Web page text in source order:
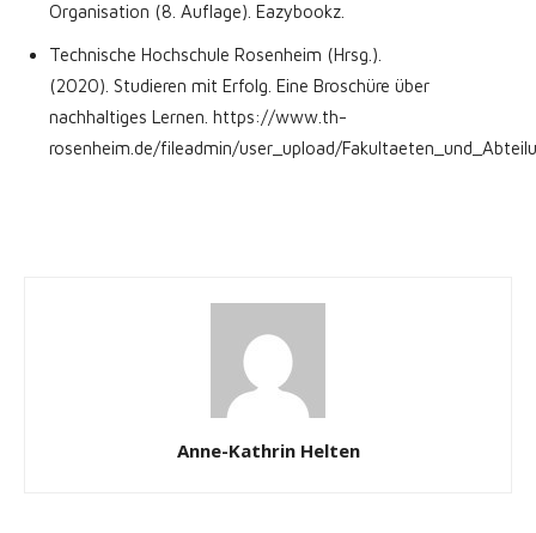
Organisation (8. Auflage). Eazybookz.
Technische Hochschule Rosenheim (Hrsg.).
(2020). Studieren mit Erfolg. Eine Broschüre über
nachhaltiges Lernen. https://www.th-
rosenheim.de/fileadmin/user_upload/
Anne-Kathrin Helten